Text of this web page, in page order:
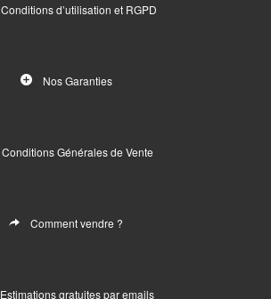
Conditions d’utilisation et RGPD
Nos Garanties
Conditions Générales de Vente
Comment vendre ?
Estimations gratuites par emails